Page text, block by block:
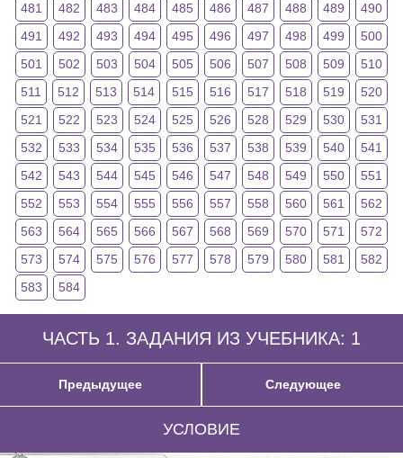
481
482 483 484 485 486 487 488 489
490
491
492 493 494 495 496 497 498 499
500
501
502 503 504 505 506 507 508 509
510
511
512 513 514 515 516 517 518 519
520
521
522 523 524 525 526 528 529 530
531
532
533 534 535 536 537 538 539 540
541
542
543 544 545 546 547 548 549 550
551
552
553 554 555 556 557 558 560 561
562
563
564 565 566 567 568 569 570 571
572
573
574 575 576 577 578 579 580 581
582
583
584
ЧАСТЬ 1. ЗАДАНИЯ ИЗ УЧЕБНИКА: 1
Предыдущее Следующее
УСЛОВИЕ